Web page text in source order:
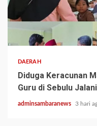
2 min read
DAERAH
Diduga Keracunan
Guru di Sebulu
adminsambaranews 3 hari